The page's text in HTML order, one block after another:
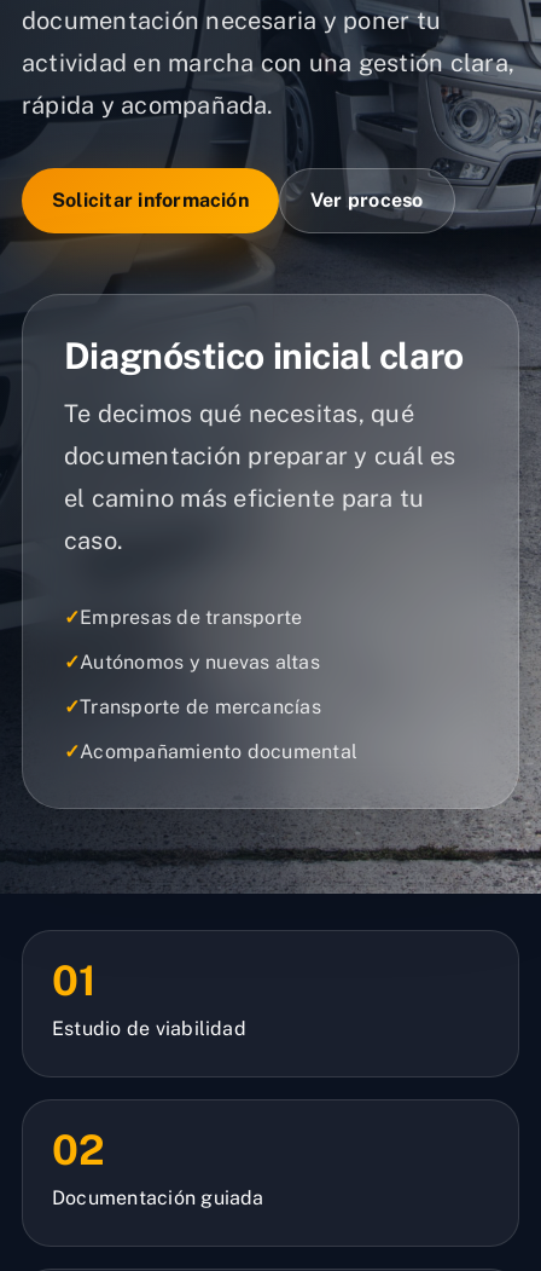
documentación necesaria y poner tu
actividad en marcha con una gestión clara,
rápida y acompañada.
Solicitar información Ver proceso
Diagnóstico inicial claro
Te decimos qué necesitas, qué
documentación preparar y cuál es
el camino más eficiente para tu
caso.
✓Empresas de transporte
✓Autónomos y nuevas altas
✓Transporte de mercancías
✓Acompañamiento documental
01
Estudio de viabilidad
02
Documentación guiada